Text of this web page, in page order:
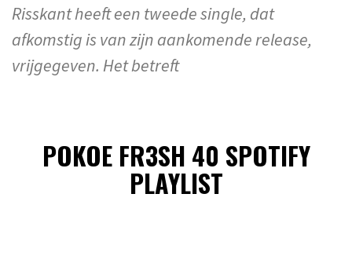
Risskant heeft een tweede single, dat
afkomstig is van zijn aankomende release,
vrijgegeven. Het betreft
POKOE FR3SH 40 SPOTIFY
PLAYLIST